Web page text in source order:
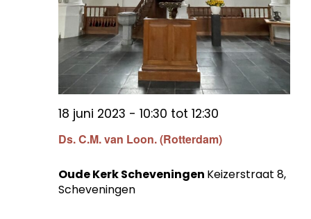
Ds. C.M. van Loon. (Rotterdam)
18 juni 2023 - 10:30 tot 12:30
Oude Kerk Scheveningen Keizerstraat 8,
Scheveningen